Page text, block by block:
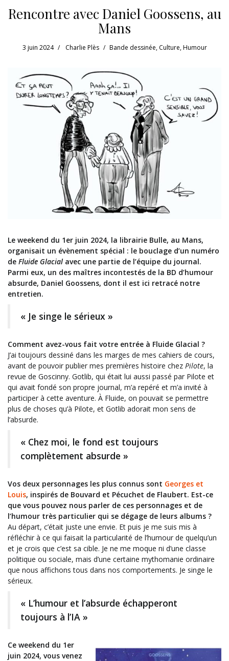
Rencontre avec Daniel Goossens, au
Mans
3 juin 2024 Charlie Plès Bande dessinée, Culture,Humour
Le weekend du 1er juin 2024, la librairie Bulle, au Mans,
organisait un évènement spécial : le bouclage d’un numéro
de Fluide Glacial avec une partie de l’équipe du journal.
Parmi eux, un des maîtres incontestés de la BD d’humour
absurde, Daniel Goossens, dont il est ici retracé notre
entretien.
« Je singe le sérieux »
Comment avez-vous fait votre entrée à Fluide Glacial ?
J’ai toujours dessiné dans les marges de mes cahiers de cours,
avant de pouvoir publier mes premières histoire chez Pilote, la
revue de Goscinny. Gotlib, qui était lui aussi passé par Pilote et
qui avait fondé son propre journal, m’a repéré et m’a invité à
participer à cette aventure. À Fluide, on pouvait se permettre
plus de choses qu’à Pilote, et Gotlib adorait mon sens de
l’absurde.
« Chez moi, le fond est toujours
complètement absurde »
Vos deux personnages les plus connus sont Georges et
Louis, inspirés de Bouvard et Pécuchet de Flaubert. Est-ce
que vous pouvez nous parler de ces personnages et de
l’humour très particulier qui se dégage de leurs albums ?
Au départ, c’était juste une envie. Et puis je me suis mis à
réfléchir à ce qui faisait la particularité de l’humour de quelqu’un
et je crois que c’est sa cible. Je ne me moque ni d’une classe
politique ou sociale, mais d’une certaine mythomanie ordinaire
que nous affichons tous dans nos comportements. Je singe le
sérieux.
« L’humour et l’absurde échapperont
toujours à l’IA »
Ce weekend du 1er
juin 2024, vous venez